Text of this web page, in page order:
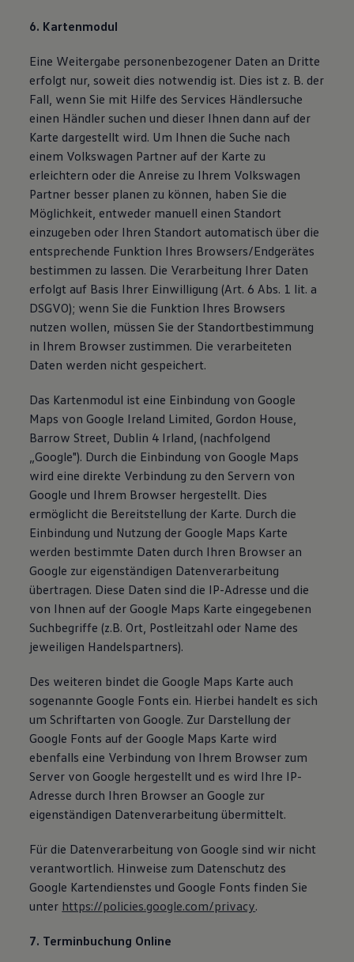
6. Kartenmodul
Eine Weitergabe personenbezogener Daten an Dritte
erfolgt nur, soweit dies notwendig ist. Dies ist z. B. der
Fall, wenn Sie mit Hilfe des Services Händlersuche
einen Händler suchen und dieser Ihnen dann auf der
Karte dargestellt wird. Um Ihnen die Suche nach
einem Volkswagen Partner auf der Karte zu
erleichtern oder die Anreise zu Ihrem Volkswagen
Partner besser planen zu können, haben Sie die
Möglichkeit, entweder manuell einen Standort
einzugeben oder Ihren Standort automatisch über die
entsprechende Funktion Ihres Browsers/Endgerätes
bestimmen zu lassen. Die Verarbeitung Ihrer Daten
erfolgt auf Basis Ihrer Einwilligung (Art. 6 Abs. 1 lit. a
DSGVO); wenn Sie die Funktion Ihres Browsers
nutzen wollen, müssen Sie der Standortbestimmung
in Ihrem Browser zustimmen. Die verarbeiteten
Daten werden nicht gespeichert.
Das Kartenmodul ist eine Einbindung von Google
Maps von Google Ireland Limited, Gordon House,
Barrow Street, Dublin 4 Irland, (nachfolgend
„Google"). Durch die Einbindung von Google Maps
wird eine direkte Verbindung zu den Servern von
Google und Ihrem Browser hergestellt. Dies
ermöglicht die Bereitstellung der Karte. Durch die
Einbindung und Nutzung der Google Maps Karte
werden bestimmte Daten durch Ihren Browser an
Google zur eigenständigen Datenverarbeitung
übertragen. Diese Daten sind die IP-Adresse und die
von Ihnen auf der Google Maps Karte eingegebenen
Suchbegriffe (z.B. Ort, Postleitzahl oder Name des
jeweiligen Handelspartners).
Des weiteren bindet die Google Maps Karte auch
sogenannte Google Fonts ein. Hierbei handelt es sich
um Schriftarten von Google. Zur Darstellung der
Google Fonts auf der Google Maps Karte wird
ebenfalls eine Verbindung von Ihrem Browser zum
Server von Google hergestellt und es wird Ihre IP-
Adresse durch Ihren Browser an Google zur
eigenständigen Datenverarbeitung übermittelt.
Für die Datenverarbeitung von Google sind wir nicht
verantwortlich. Hinweise zum Datenschutz des
Google Kartendienstes und Google Fonts finden Sie
unter https://policies.google.com/privacy.
7. Terminbuchung Online